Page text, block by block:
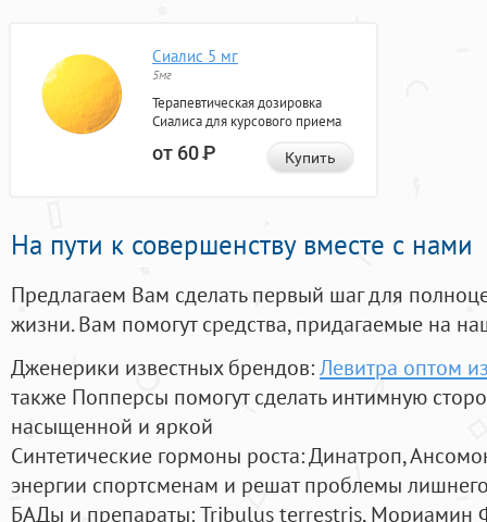
Сиалис 5 мг
5мг
Терапевтическая дозировка
Сиалиса для курсового приема
от 60Р Купить
На пути к совершенству вместе с нами
Предлагаем Вам сделать первый шаг для
жизни. Вам помогут средства, придагаемые на
Дженерики известных брендов:Левитра оптом
также Попперсы помогут сделать интимную
насыщенной и яркой
Синтетические гормоны роста: Динатроп,
энергии спортсменам и решат проблемы
БАДы и препараты:Tribulus terrestris, Мориамин